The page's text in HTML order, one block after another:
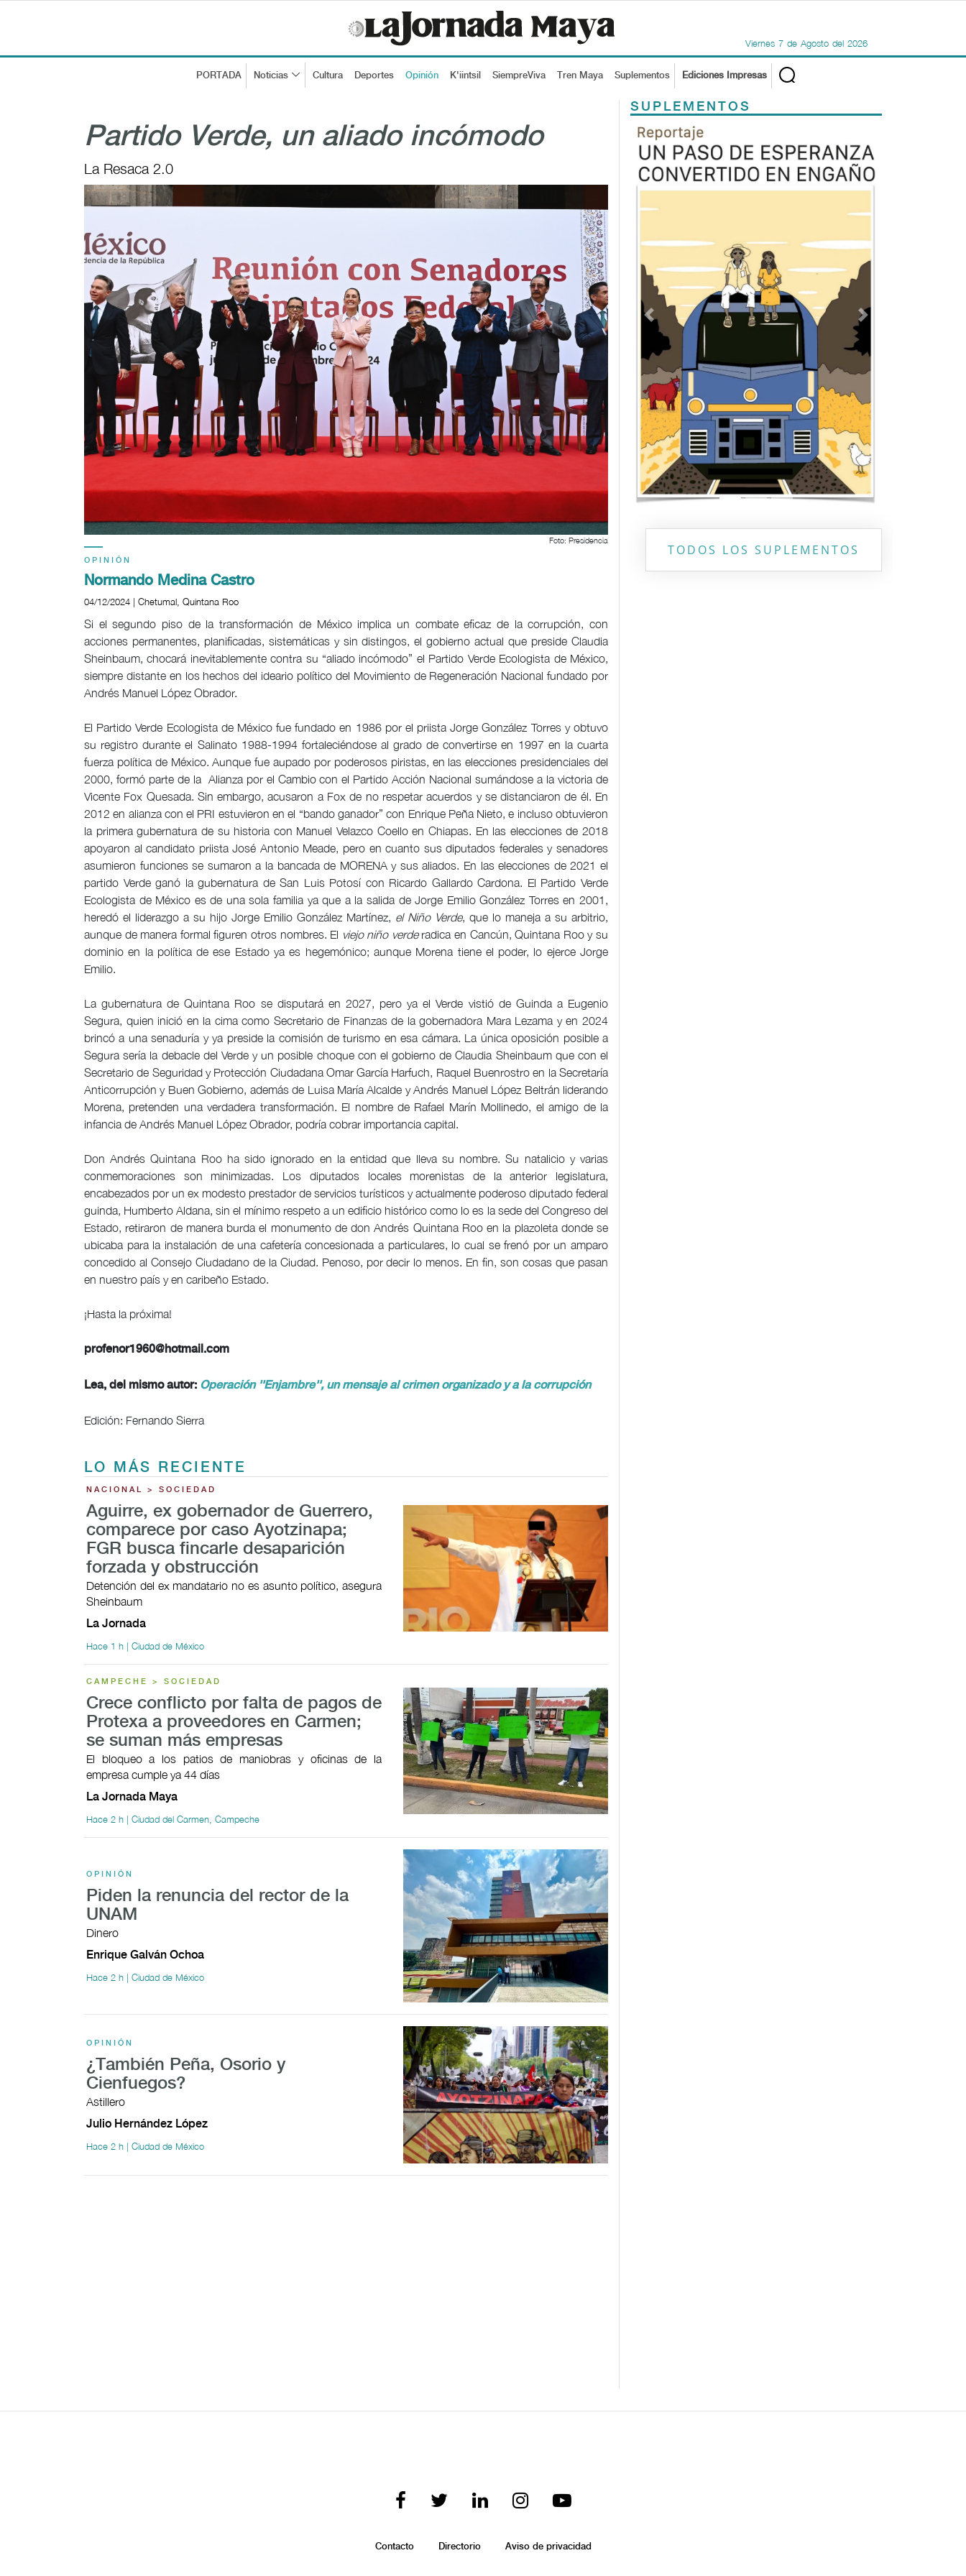
Viernes 7 de Agosto del 2026
PORTADA Noticias Cultura Deportes Opinión K'iintsil SiempreViva Tren Maya Suplementos Ediciones Impresas
Partido Verde, un aliado incómodo
La Resaca 2.0
Foto: Presidencia
OPINIÓN
Normando Medina Castro
04/12/2024 | Chetumal, Quintana Roo
Si el segundo piso de la transformación de México implica un combate eficaz de la corrupción, con
acciones permanentes, planificadas, sistemáticas y sin distingos, el gobierno actual que preside Claudia
Sheinbaum, chocará inevitablemente contra su “aliado incómodo” el Partido Verde Ecologista de México,
siempre distante en los hechos del ideario político del Movimiento de Regeneración Nacional fundado por
Andrés Manuel López Obrador.
El Partido Verde Ecologista de México fue fundado en 1986 por el priista Jorge González Torres y obtuvo
su registro durante el Salinato 1988-1994 fortaleciéndose al grado de convertirse en 1997 en la cuarta
fuerza política de México. Aunque fue aupado por poderosos piristas, en las elecciones presidenciales del
2000, formó parte de la Alianza por el Cambio con el Partido Acción Nacional sumándose a la victoria de
Vicente Fox Quesada. Sin embargo, acusaron a Fox de no respetar acuerdos y se distanciaron de él. En
2012 en alianza con el PRI estuvieron en el “bando ganador” con Enrique Peña Nieto, e incluso obtuvieron
la primera gubernatura de su historia con Manuel Velazco Coello en Chiapas. En las elecciones de 2018
apoyaron al candidato priista José Antonio Meade, pero en cuanto sus diputados federales y senadores
asumieron funciones se sumaron a la bancada de MORENA y sus aliados. En las elecciones de 2021 el
partido Verde ganó la gubernatura de San Luis Potosí con Ricardo Gallardo Cardona. El Partido Verde
Ecologista de México es de una sola familia ya que a la salida de Jorge Emilio González Torres en 2001,
heredó el liderazgo a su hijo Jorge Emilio González Martínez, el Niño Verde, que lo maneja a su arbitrio,
aunque de manera formal figuren otros nombres. El viejo niño verderadica en Cancún, Quintana Roo y su
dominio en la política de ese Estado ya es hegemónico; aunque Morena tiene el poder, lo ejerce Jorge
Emilio.
La gubernatura de Quintana Roo se disputará en 2027, pero ya el Verde vistió de Guinda a Eugenio
Segura, quien inició en la cima como Secretario de Finanzas de la gobernadora Mara Lezama y en 2024
brincó a una senaduría y ya preside la comisión de turismo en esa cámara. La única oposición posible a
Segura sería la debacle del Verde y un posible choque con el gobierno de Claudia Sheinbaum que con el
Secretario de Seguridad y Protección Ciudadana Omar García Harfuch, Raquel Buenrostro en la Secretaría
Anticorrupción y Buen Gobierno, además de Luisa María Alcalde y Andrés Manuel López Beltrán liderando
Morena, pretenden una verdadera transformación. El nombre de Rafael Marín Mollinedo, el amigo de la
infancia de Andrés Manuel López Obrador, podría cobrar importancia capital.
Don Andrés Quintana Roo ha sido ignorado en la entidad que lleva su nombre. Su natalicio y varias
conmemoraciones son minimizadas. Los diputados locales morenistas de la anterior legislatura,
encabezados por un ex modesto prestador de servicios turísticos y actualmente poderoso diputado federal
guinda, Humberto Aldana, sin el mínimo respeto a un edificio histórico como lo es la sede del Congreso del
Estado, retiraron de manera burda el monumento de don Andrés Quintana Roo en la plazoleta donde se
ubicaba para la instalación de una cafetería concesionada a particulares, lo cual se frenó por un amparo
concedido al Consejo Ciudadano de la Ciudad. Penoso, por decir lo menos. En fin, son cosas que pasan
en nuestro país y en caribeño Estado.
¡Hasta la próxima!
profenor1960@hotmail.com
Lea, del mismo autor: Operación ''Enjambre'', un mensaje al crimen organizado y a la corrupción
Edición: Fernando Sierra
LO MÁS RECIENTE
NACIONAL > SOCIEDAD
Aguirre, ex gobernador de Guerrero,
comparece por caso Ayotzinapa;
FGR busca fincarle desaparición
forzada y obstrucción
Detención del ex mandatario no es asunto político, asegura
Sheinbaum
La Jornada
Hace 1 h | Ciudad de México
CAMPECHE > SOCIEDAD
Crece conflicto por falta de pagos de
Protexa a proveedores en Carmen;
se suman más empresas
El bloqueo a los patios de maniobras y oficinas de la
empresa cumple ya 44 días
La Jornada Maya
Hace 2 h | Ciudad del Carmen, Campeche
OPINIÓN
Piden la renuncia del rector de la
UNAM
Dinero
Enrique Galván Ochoa
Hace 2 h | Ciudad de México
OPINIÓN
¿También Peña, Osorio y
Cienfuegos?
Astillero
Julio Hernández López
Hace 2 h | Ciudad de México
SUPLEMENTOS
Previous Next
TODOS LOS SUPLEMENTOS
Contacto Directorio Aviso de privacidad